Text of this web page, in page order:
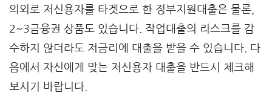
의외로 저신용자를 타겟으로 한 정부지원대출은 물론,
2~3금융권 상품도 있습니다. 작업대출의 리스크를 감
수하지 않더라도 저금리에 대출을 받을 수 있습니다. 다
음에서 자신에게 맞는 저신용자 대출을 반드시 체크해
보시기 바랍니다.